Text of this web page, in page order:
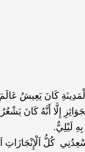
كَانَ يَعِيشُ عَالَمَ
إِلَّا أَنَّهُ كَانَ
لَيْلِيٌّ.
كُلُّ اَلْإِنْجَازَاتِ